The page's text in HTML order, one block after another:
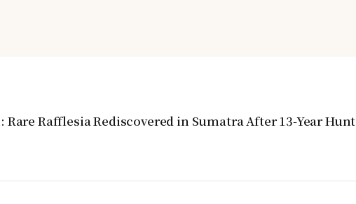
Rafflesia Rediscovered in Sumatra After 13-Year Hunt